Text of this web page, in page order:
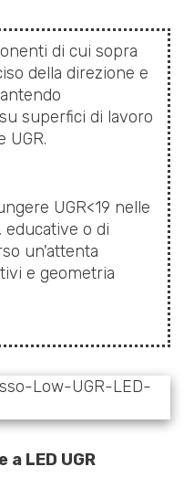
di cui sopra
della direzione e
superfici di lavoro
UGR.
UGR<19 nelle
educative o di
un'attenta
e geometria
LED UGR